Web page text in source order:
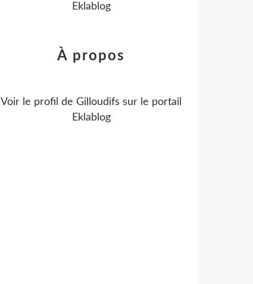
Eklablog
À propos
Voir le profil de Gilloudifs sur le portail
Eklablog